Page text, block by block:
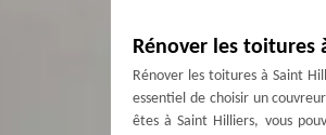
Rénover les toitures
Rénover les toitures à Saint
essentiel de choisir un
êtes à Saint Hilliers, vous